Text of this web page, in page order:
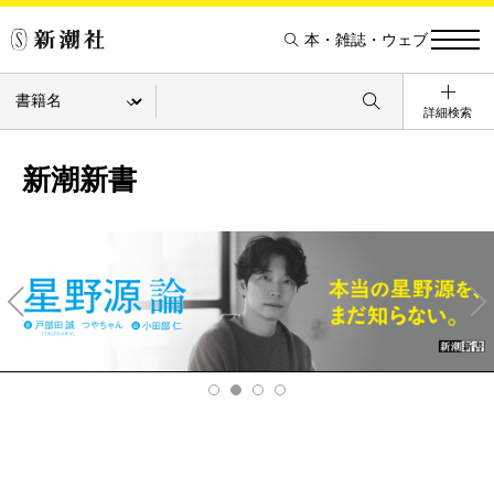
本・雑誌・ウェブ
詳細検索
新潮新書
v
Ne
xt